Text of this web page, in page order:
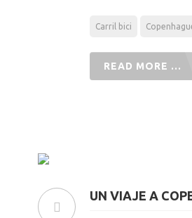
Carril bici
READ MORE ...
UN VIAJE A